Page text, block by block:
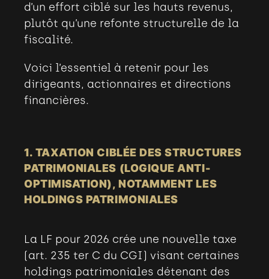
d’un effort ciblé sur les hauts revenus,
plutôt qu’une refonte structurelle de la
fiscalité.
Voici l’essentiel à retenir pour les
dirigeants, actionnaires et directions
financières.
1. TAXATION CIBLÉE DES STRUCTURES
PATRIMONIALES (LOGIQUE ANTI-
OPTIMISATION), NOTAMMENT LES
HOLDINGS PATRIMONIALES
La LF pour 2026 crée une nouvelle taxe
(art. 235 ter C du CGI) visant certaines
holdings patrimoniales détenant des